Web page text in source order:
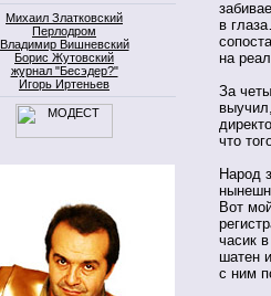
Михаил Златковский
Перлодром
Владимир Вишневский
Борис Жутовский
журнал "Бесэдер?"
Игорь Иртеньев
в
на
За
что
Народ
Вот
часик
шатен
с ним